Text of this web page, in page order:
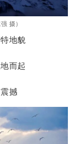
摄）
地貌
而起
撼